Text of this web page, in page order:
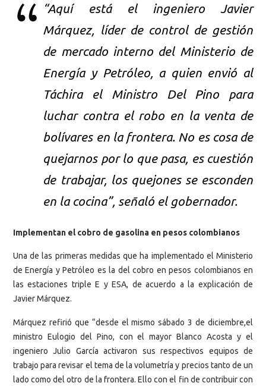
“Aquí está el ingeniero Javier
Márquez, líder de control de gestión
de mercado interno del Ministerio de
Energía y Petróleo, a quien envió al
Táchira el Ministro Del Pino para
luchar contra el robo en la venta de
bolívares en la frontera. No es cosa de
quejarnos por lo que pasa, es cuestión
de trabajar, los quejones se esconden
en la cocina”, señaló el gobernador.
Implementan el cobro de gasolina en pesos colombianos
Una de las primeras medidas que ha implementado el Ministerio
de Energía y Petróleo es la del cobro en pesos colombianos en
las estaciones triple E y ESA, de acuerdo a la explicación de
Javier Márquez.
Márquez refirió que “desde el mismo sábado 3 de diciembre,el
ministro Eulogio del Pino, con el mayor Blanco Acosta y el
ingeniero Julio García activaron sus respectivos equipos de
trabajo para revisar el tema de la volumetría y precios tanto de un
lado como del otro de la frontera. Ello con el fin de contribuir con